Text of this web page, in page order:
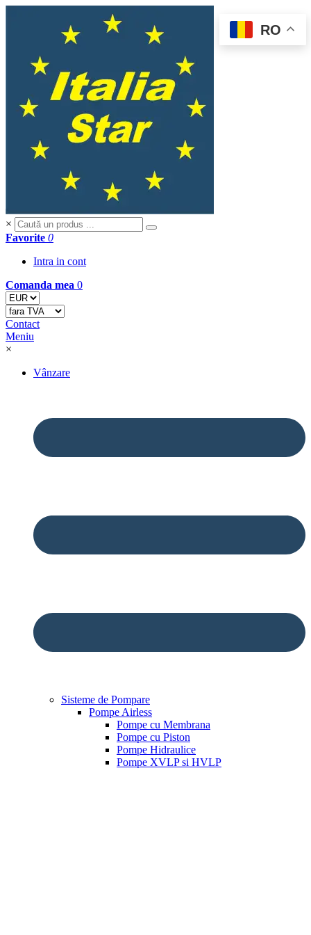
×
Favorite 0
Intra in cont
Comanda mea 0
Contact
Meniu
×
Vânzare
Sisteme de Pompare
Pompe Airless
Pompe cu Membrana
Pompe cu Piston
Pompe Hidraulice
Pompe XVLP si HVLP
RO